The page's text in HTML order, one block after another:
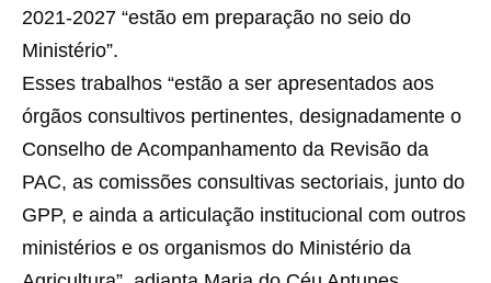
2021-2027 “estão em preparação no seio do
Ministério”.
Esses trabalhos “estão a ser apresentados aos
órgãos consultivos pertinentes, designadamente o
Conselho de Acompanhamento da Revisão da
PAC, as comissões consultivas sectoriais, junto do
GPP, e ainda a articulação institucional com outros
ministérios e os organismos do Ministério da